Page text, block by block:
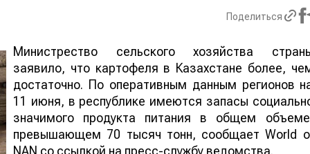
Поделиться
Министрество сельского хозяйства
заявило, что картофеля в Казахстане более,
достаточно. По оперативным данным регионов
11 июня, в республике имеются запасы
значимого продукта питания в общем
превышающем 70 тысяч тонн, сообщает World
NAN со ссылкой на пресс-службу ведомства.
лазером
Кыргызстан
Казахстан по темпам роста